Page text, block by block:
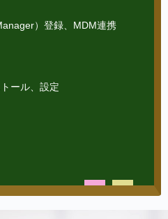
）登録、MDM連携
ール、設定